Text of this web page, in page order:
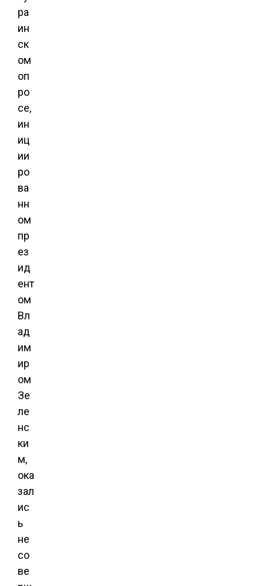
ра
ин
ск
ом
оп
ро
се,
ин
иц
ии
ро
ва
нн
ом
пр
ез
ид
ент
ом
Вл
ад
им
ир
ом
Зе
ле
нс
ки
м,
ока
зал
ис
ь
не
со
ве